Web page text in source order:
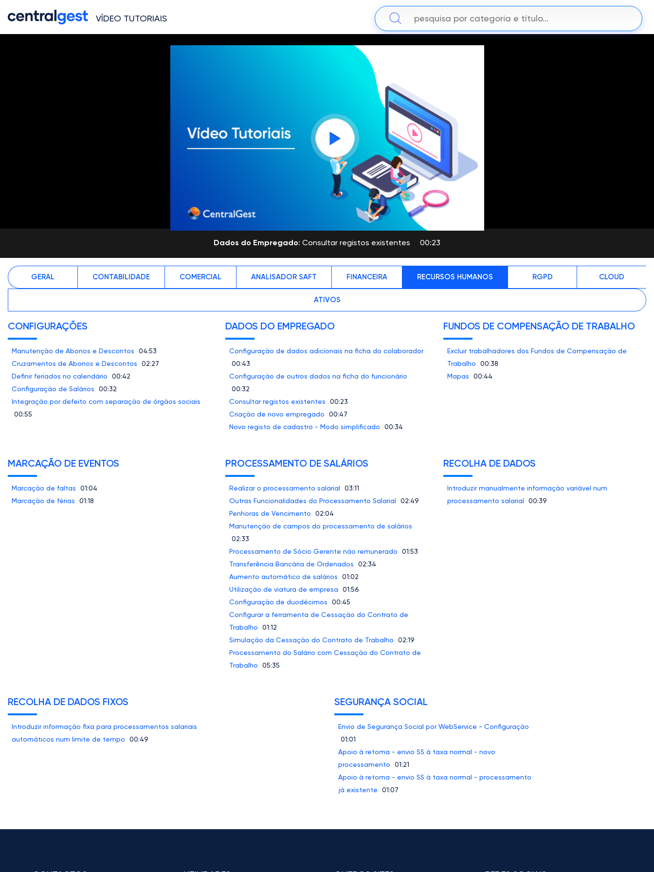
VÍDEO TUTORIAIS
Dados do Empregado: Consultar registos existentes 00:23
GERAL CONTABILIDADE COMERCIAL ANALISADOR SAFT FINANCEIRA RECURSOS HUMANOS RGPD CLOUD
ATIVOS
CONFIGURAÇÕES
Manutenção de Abonos e Descontos
04:53
Cruzamentos de Abonos e Descontos
02:27
Definir feriados no calendário
00:42
Configuração de Salários
00:32
Integração por defeito com separação de órgãos sociais
00:55
DADOS DO EMPREGADO
Configuração de dados adicionais na ficha do colaborador
00:43
Configuração de outros dados na ficha do funcionário
00:32
Consultar registos existentes
00:23
Criação de novo empregado
00:47
Novo registo de cadastro - Modo simplificado
00:34
FUNDOS DE COMPENSAÇÃO DE TRABALHO
Excluir trabalhadores dos Fundos de Compensação de
Trabalho
00:38
Mapas
00:44
MARCAÇÃO DE EVENTOS
Marcação de faltas
01:04
Marcação de férias
01:18
PROCESSAMENTO DE SALÁRIOS
Realizar o processamento salarial
03:11
Outras Funcionalidades do Processamento Salarial
02:49
Penhoras de Vencimento
02:04
Manutenção de campos do processamento de salários
02:33
Processamento de Sócio Gerente não remunerado
01:53
Transferência Bancária de Ordenados
02:34
Aumento automático de salários
01:02
Utilização de viatura de empresa
01:56
Configuração de duodécimos
00:45
Configurar a ferramenta de Cessação do Contrato de
Trabalho
01:12
Simulação da Cessação do Contrato de Trabalho
02:19
Processamento do Salário com Cessação do Contrato de
Trabalho
05:35
RECOLHA DE DADOS
Introduzir manualmente informação variável num
processamento salarial
00:39
RECOLHA DE DADOS FIXOS
Introduzir informação fixa para processamentos salariais
automáticos num limite de tempo
00:49
SEGURANÇA SOCIAL
Envio de Segurança Social por WebService - Configuração
01:01
Apoio à retoma - envio SS à taxa normal - novo
processamento
01:21
Apoio à retoma - envio SS à taxa normal - processamento
já existente
01:07